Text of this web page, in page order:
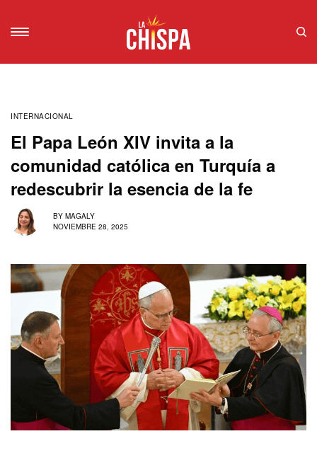
INTERNACIONAL
El Papa León XIV invita a la
comunidad católica en Turquía a
redescubrir la esencia de la fe
BY MAGALY
NOVIEMBRE 28, 2025